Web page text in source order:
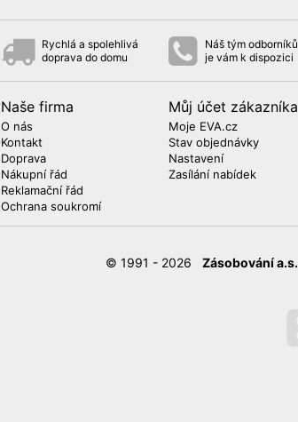
Rychlá a spolehlivá
doprava do domu
Náš tým odborníků
je vám k dispozici
Naše firma
O nás
Kontakt
Doprava
Nákupní řád
Reklamační řád
Ochrana soukromí
Můj účet zákazníka
Moje EVA.cz
Stav objednávky
Nastavení
Zasílání nabídek
© 1991 - 2026 Zásobování a.s.